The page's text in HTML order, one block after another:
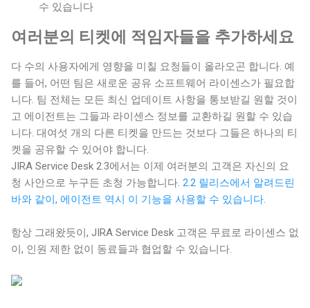
수 있습니다
여러분의 티켓에 적임자들을 추가하세요
다 수의 사용자에게 영향을 미칠 요청들이 올라오곤 합니다. 예
를 들어, 어떤 팀은 새로운 공유 소프트웨어 라이센스가 필요합
니다. 팀 전체는 모든 최신 업데이트 사항을 통보받길 원할 것이
고 에이전트는 그들과 라이센스 정보를 교환하길 원할 수 있습
니다. 대여섯 개의 다른 티켓을 만드는 것보다 그들은 하나의 티
켓을 공유할 수 있어야 합니다.
JIRA Service Desk 2.3에서는 이제 여러분의 고객은 자신의 요
청 사안으로 누구든 초청 가능합니다. 2.2 릴리스에서 알려드린
바와 같이, 에이전트 역시 이 기능을 사용할 수 있습니다.
항상 그래왔듯이, JIRA Service Desk 고객은 무료로 라이센스 없
이, 인원 제한 없이 동료들과 협업할 수 있습니다.